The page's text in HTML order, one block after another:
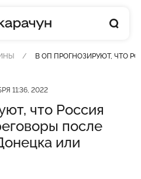
В ОП ПРОГНОЗИРУЮТ, ЧТО
11:36, 2022
что Россия
после
или